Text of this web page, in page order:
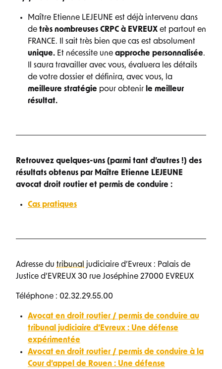
Maître Etienne LEJEUNE est déjà intervenu dans
de très nombreuses CRPC à EVREUX et partout en
FRANCE. Il sait très bien que cas est absolument
unique. Et nécessite une approche personnalisée.
Il saura travailler avec vous, évaluera les détails
de votre dossier et définira, avec vous, la
meilleure stratégie pour obtenir le meilleur
résultat.
Retrouvez quelques-uns (parmi tant d’autres !) des
résultats obtenus par Maître Etienne LEJEUNE
avocat droit routier et permis de conduire :
Cas pratiques
Adresse du tribunal judiciaire d’Evreux : Palais de
Justice d’EVREUX 30 rue Joséphine 27000 EVREUX
Téléphone : 02.32.29.55.00
Avocat en droit routier / permis de conduire au
tribunal judiciaire d’Evreux : Une défense
expérimentée
Avocat en droit routier / permis de conduire à la
Cour d’appel de Rouen : Une défense